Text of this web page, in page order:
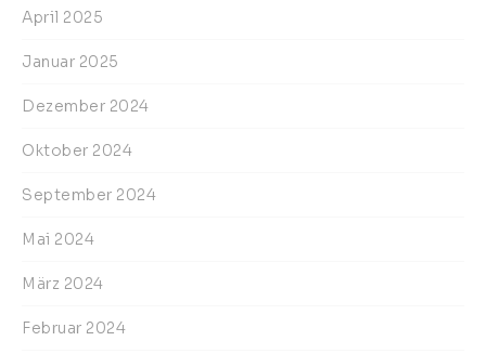
April 2025
Januar 2025
Dezember 2024
Oktober 2024
September 2024
Mai 2024
März 2024
Februar 2024